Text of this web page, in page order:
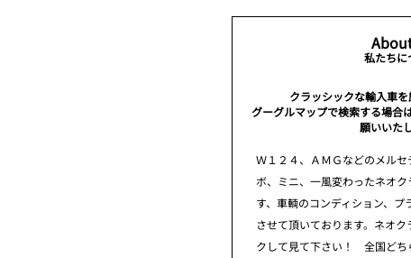
私たちに
クラッシックな輸入車を
グーグルマップで検索する場合
願いいた
Ｗ１２４、ＡＭＧなどのメル
ボ、ミニ、一風変わったネオ
す、車輌のコンディション、
させて頂いております。ネオ
クして見て下さい！ 全国どち